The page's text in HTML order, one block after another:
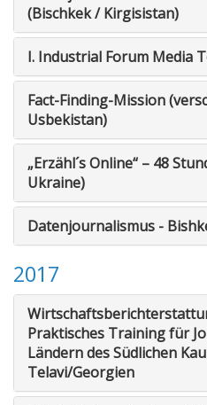
(Bischkek / Kirgisistan)
I. Industrial Forum Media
Fact-Finding-Mission
Usbekistan)
„Erzähl´s Online“ – 48
Ukraine)
Datenjournalismus -
2017
Praktisches Training für
Ländern des Südlichen
Telavi/Georgien